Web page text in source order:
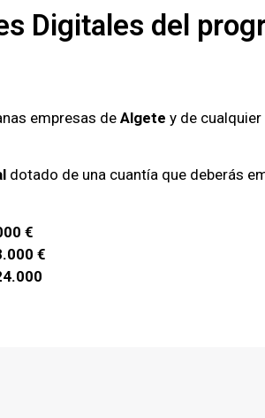
Digitales del
empresas deAlgete y de
dotado de una cuantía que deberás
€
€